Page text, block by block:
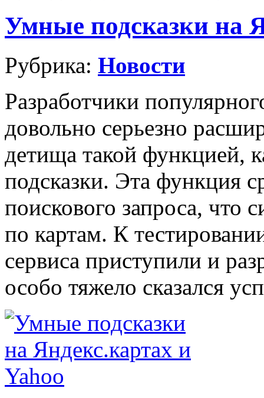
Умные подсказки на
Рубрика: Новости
Разработчики
довольно серьезно
детища такой функцией,
подсказки. Эта функция
поискового запроса, что
по картам. К
сервиса приступили и
особо тяжело сказался